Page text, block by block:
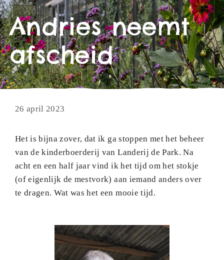
Andries neemt
afscheid
26 april 2023
Het is bijna zover, dat ik ga stoppen met het beheer
van de kinderboerderij van Landerij de Park. Na
acht en een half jaar vind ik het tijd om het stokje
(of eigenlijk de mestvork) aan iemand anders over
te dragen. Wat was het een mooie tijd.